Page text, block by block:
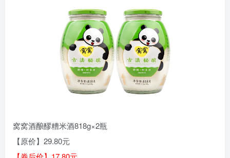
窝窝酒酿醪糟米酒818g×2瓶
【原价】29.80元